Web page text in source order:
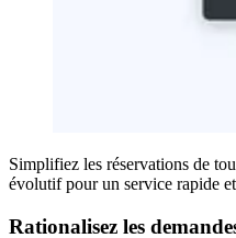
Simplifiez les réservations de
évolutif pour un service rapide
Rationalisez les